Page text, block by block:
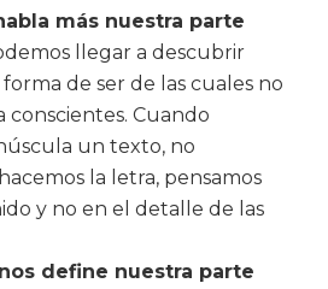
más nuestra parte
llegar a descubrir
de ser de las cuales no
conscientes. Cuando
un texto, no
la letra, pensamos
y no en el detalle de las
define nuestra parte